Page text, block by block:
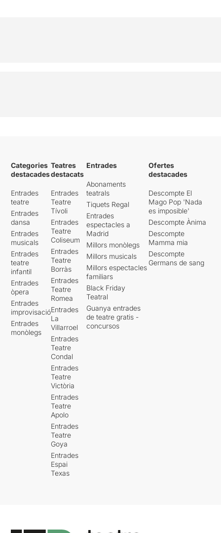
Categories
destacades
Entrades
teatre
Entrades
dansa
Entrades
musicals
Entrades
teatre
infantil
Entrades
òpera
Entrades
improvisació
Entrades
monòlegs
Teatres
destacats
Entrades
Teatre
Tívoli
Entrades
Teatre
Coliseum
Entrades
Teatre
Borràs
Entrades
Teatre
Romea
Entrades
La
Villarroel
Entrades
Teatre
Condal
Entrades
Teatre
Victòria
Entrades
Teatre
Apolo
Entrades
Teatre
Goya
Entrades
Espai
Texas
Entrades
Abonaments
teatrals
Tiquets Regal
Entrades
espectacles a
Madrid
Millors monòlegs
Millors musicals
Millors espectacles
familiars
Black Friday
Teatral
Guanya entrades
de teatre gratis -
concursos
Ofertes
destacades
Descompte El
Mago Pop 'Nada
es imposible'
Descompte Ànima
Descompte
Mamma mia
Descompte
Germans de sang